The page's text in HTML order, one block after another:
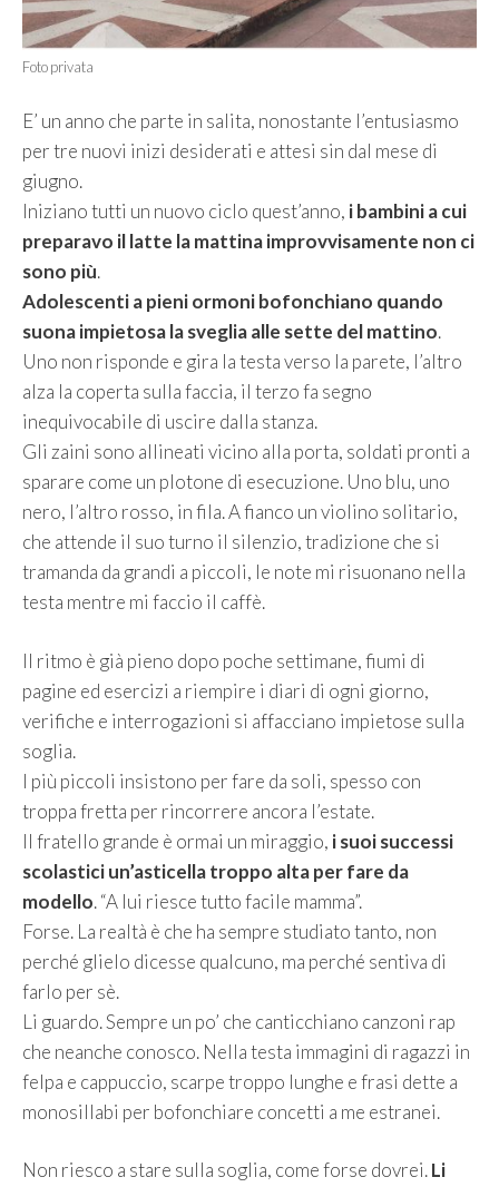
Foto privata
E’ un anno che parte in salita, nonostante l’entusiasmo
per tre nuovi inizi desiderati e attesi sin dal mese di
giugno.
Iniziano tutti un nuovo ciclo quest’anno, i bambini a cui
preparavo il latte la mattina improvvisamente non ci
sono più.
Adolescenti a pieni ormoni bofonchiano quando
suona impietosa la sveglia alle sette del mattino.
Uno non risponde e gira la testa verso la parete, l’altro
alza la coperta sulla faccia, il terzo fa segno
inequivocabile di uscire dalla stanza.
Gli zaini sono allineati vicino alla porta, soldati pronti a
sparare come un plotone di esecuzione. Uno blu, uno
nero, l’altro rosso, in fila. A fianco un violino solitario,
che attende il suo turno il silenzio, tradizione che si
tramanda da grandi a piccoli, le note mi risuonano nella
testa mentre mi faccio il caffè.
Il ritmo è già pieno dopo poche settimane, fiumi di
pagine ed esercizi a riempire i diari di ogni giorno,
verifiche e interrogazioni si affacciano impietose sulla
soglia.
I più piccoli insistono per fare da soli, spesso con
troppa fretta per rincorrere ancora l’estate.
Il fratello grande è ormai un miraggio, i suoi successi
scolastici un’asticella troppo alta per fare da
modello. “A lui riesce tutto facile mamma”.
Forse. La realtà è che ha sempre studiato tanto, non
perché glielo dicesse qualcuno, ma perché sentiva di
farlo per sè.
Li guardo. Sempre un po’ che canticchiano canzoni rap
che neanche conosco. Nella testa immagini di ragazzi in
felpa e cappuccio, scarpe troppo lunghe e frasi dette a
monosillabi per bofonchiare concetti a me estranei.
Non riesco a stare sulla soglia, come forse dovrei.Li